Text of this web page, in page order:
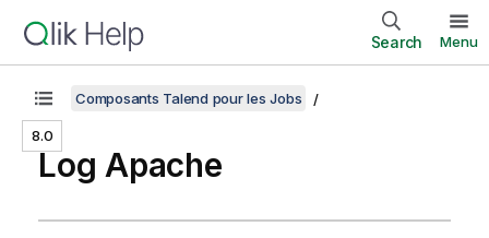
Search Menu
8.0
Composants Talend pour les Jobs
Log Apache